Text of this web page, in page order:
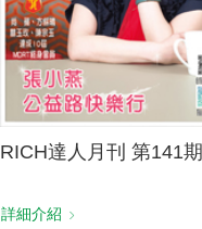
RICH達人月刊 第141期
詳細介紹